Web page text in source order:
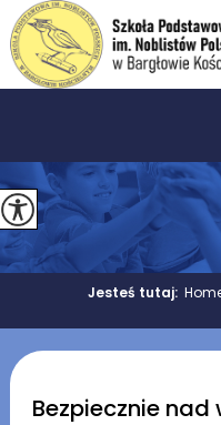
Jesteś tutaj:
Bezpiecznie nad